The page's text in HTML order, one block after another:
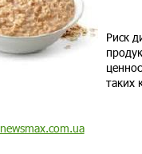
Риск
таких
newsmax.com.ua